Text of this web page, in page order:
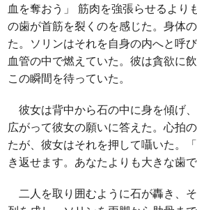
血を奪おう」 筋肉を強張らせるより
の歯が首筋を裂くのを感じた。身体
た。ソリンはそれを自身の内へと呼
血管の中で燃えていた。彼は貪欲に
この瞬間を待っていた。
彼女は背中から石の中に身を傾げ
広がって彼女の願いに答えた。心拍
たが、彼女はそれを押して囁いた。
き返せます。あなたよりも大きな歯で
二人を取り囲むように石が轟き、